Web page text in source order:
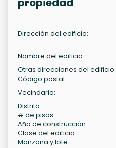
Dirección del edificio:
Nombre del edificio:
Otras direcciones del edificio:
Código postal:
Vecindario:
Distrito:
# de pisos:
Año de construcción:
Clase del edificio:
Manzana y lote: